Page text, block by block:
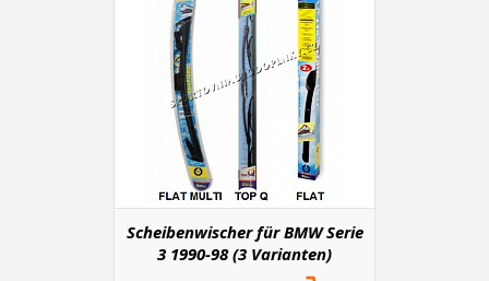
Scheibenwischer für BMW Serie
3 1990-98 (3 Varianten)